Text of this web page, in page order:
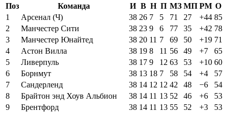
Поз
Команда И В Н П МЗ МП РМ О
1
Арсенал (Ч) 38 26 7 5 71 27 +44 85
2
Манчестер Сити 38 23 9 6 77 35 +42 78
3
Манчестер Юнайтед 38 20 11 7 69 50 +19 71
4
Астон Вилла 38 19 8 11 56 49 +7
65
5
Ливерпуль 38 17 9 12 63 53 +10 60
6
Борнмут 38 13 18 7 58 54 +4
57
7
Сандерленд 38 14 12 12 42 48 −6
54
8
Брайтон энд Хоув Альбион 38 14 11 13 52 46 +6
53
9
Брентфорд 38 14 11 13 55 52 +3
53